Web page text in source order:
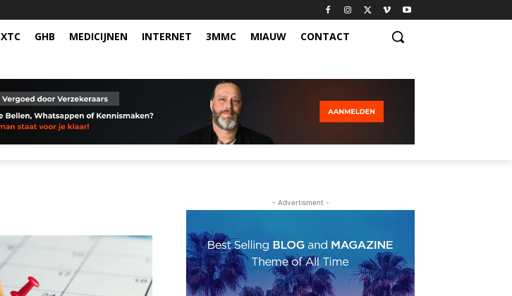
XTC GHB MEDICIJNEN INTERNET 3MMC MIAUW CONTACT
- Advertisment -